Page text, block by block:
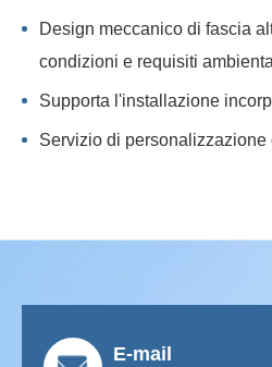
Design meccanico di fascia
condizioni e requisiti
Supporta l'installazione
Servizio di personalizzazione
E-mail